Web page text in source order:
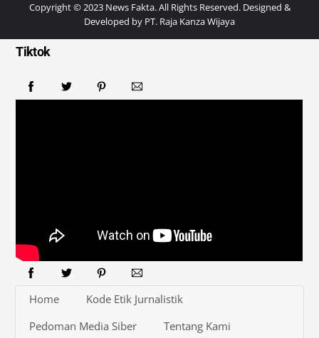
Copyright © 2023 News Fakta. All Rights Reserved. Designed &
Developed by PT. Raja Kanza Wijaya
Tiktok
Home
Kode Etik Jurnalistik
Pedoman Media Siber
Tentang Kami